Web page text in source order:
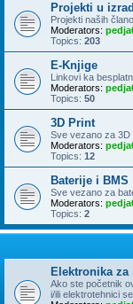
Projekti u
Projekti naših
Moderators:
Topics: 203
E-Knjige
Linkovi ka
Moderators:
Topics: 50
3D Print
Sve vezano za 3D
Moderators:
Topics: 12
Baterije i BMS
Sve vezano za
Moderators:
Topics: 2
Elektronika za
Ako ste početnik
i/ili elektrotehnici